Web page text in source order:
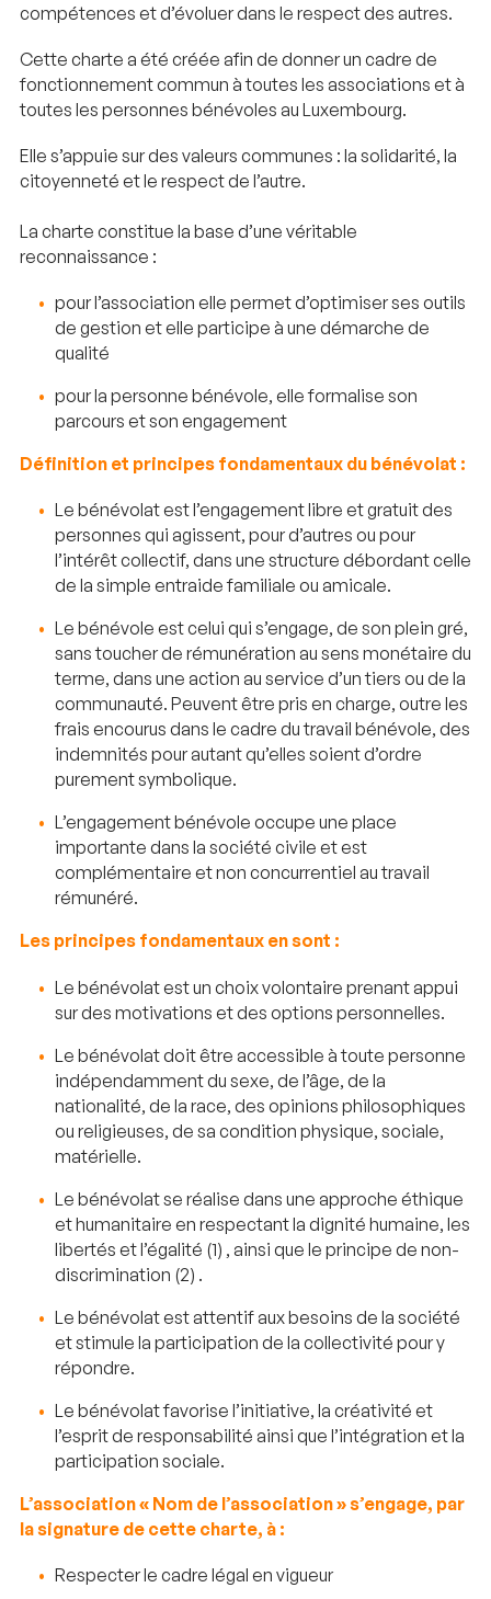
compétences et d’évoluer dans le respect des autres.
Cette charte a été créée afin de donner un cadre de
fonctionnement commun à toutes les associations et à
toutes les personnes bénévoles au Luxembourg.
Elle s’appuie sur des valeurs communes : la solidarité, la
citoyenneté et le respect de l’autre.
La charte constitue la base d’une véritable
reconnaissance :
pour l’association elle permet d’optimiser ses outils
de gestion et elle participe à une démarche de
qualité
pour la personne bénévole, elle formalise son
parcours et son engagement
Définition et principes fondamentaux du bénévolat :
Le bénévolat est l’engagement libre et gratuit des
personnes qui agissent, pour d’autres ou pour
l’intérêt collectif, dans une structure débordant celle
de la simple entraide familiale ou amicale.
Le bénévole est celui qui s’engage, de son plein gré,
sans toucher de rémunération au sens monétaire du
terme, dans une action au service d’un tiers ou de la
communauté. Peuvent être pris en charge, outre les
frais encourus dans le cadre du travail bénévole, des
indemnités pour autant qu’elles soient d’ordre
purement symbolique.
L’engagement bénévole occupe une place
importante dans la société civile et est
complémentaire et non concurrentiel au travail
rémunéré.
Les principes fondamentaux en sont :
Le bénévolat est un choix volontaire prenant appui
sur des motivations et des options personnelles.
Le bénévolat doit être accessible à toute personne
indépendamment du sexe, de l’âge, de la
nationalité, de la race, des opinions philosophiques
ou religieuses, de sa condition physique, sociale,
matérielle.
Le bénévolat se réalise dans une approche éthique
et humanitaire en respectant la dignité humaine, les
libertés et l’égalité (1) , ainsi que le principe de non-
discrimination (2) .
Le bénévolat est attentif aux besoins de la société
et stimule la participation de la collectivité pour y
répondre.
Le bénévolat favorise l’initiative, la créativité et
l’esprit de responsabilité ainsi que l’intégration et la
participation sociale.
L’association « Nom de l’association » s’engage, par
la signature de cette charte, à :
Respecter le cadre légal en vigueur